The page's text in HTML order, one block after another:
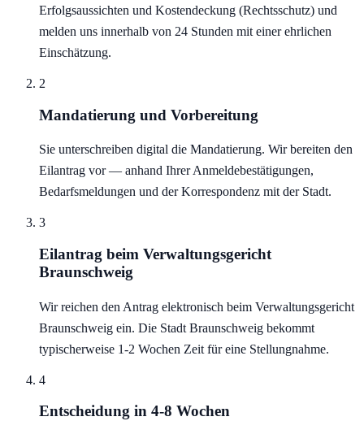
Erfolgsaussichten und Kostendeckung (Rechtsschutz) und
melden uns innerhalb von 24 Stunden mit einer ehrlichen
Einschätzung.
2
Mandatierung und Vorbereitung
Sie unterschreiben digital die Mandatierung. Wir bereiten den
Eilantrag vor — anhand Ihrer Anmeldebestätigungen,
Bedarfsmeldungen und der Korrespondenz mit der Stadt.
3
Eilantrag beim Verwaltungsgericht
Braunschweig
Wir reichen den Antrag elektronisch beim Verwaltungsgericht
Braunschweig ein. Die Stadt Braunschweig bekommt
typischerweise 1-2 Wochen Zeit für eine Stellungnahme.
4
Entscheidung in 4-8 Wochen